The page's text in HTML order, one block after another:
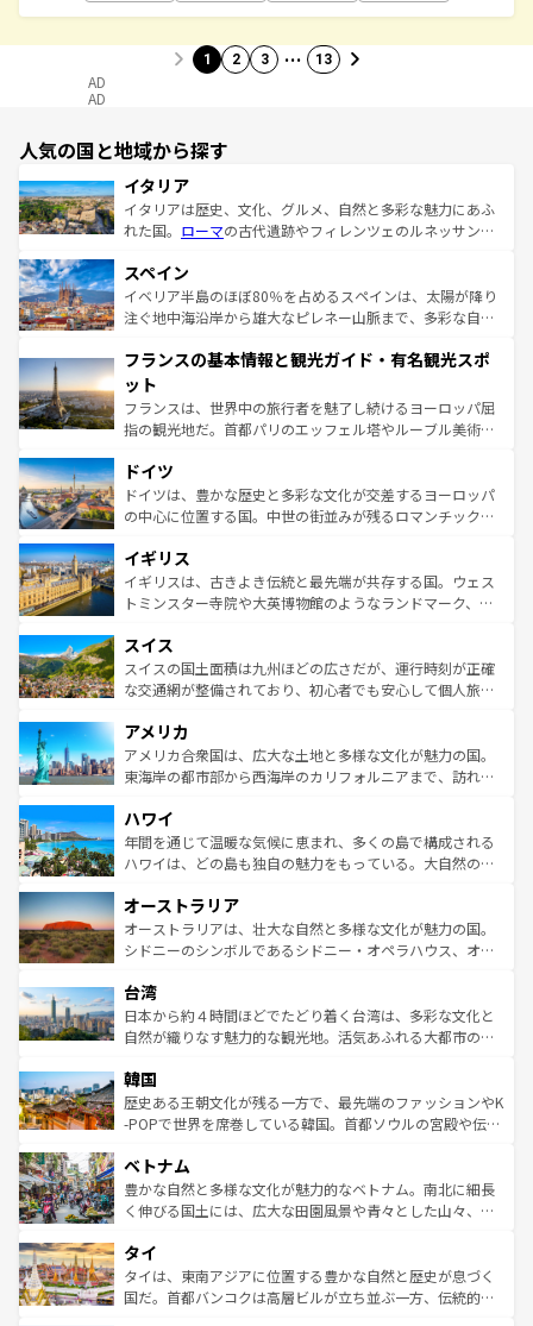
1 2 3 … 13
AD
AD
人気の国と地域から探す
イタリア
イタリアは歴史、文化、グルメ、自然と多彩な魅力にあふ
れた国。 ローマの古代遺跡やフィレンツェのルネッサンス
ろん、トスカーナの美しい田園風景やアマルフィ海岸の絶
景など、自然景観も見逃せない。観光の合間には、本場の
ピザやパスタなど、絶品のイタリア料理を堪能することも
ませてくれるイタリアで、忘れられない旅をしてみよう！
なお、新着のイタリア情報は
しい。
スペイン
イベリア半島のほぼ80％を占めるスペインは、太陽が降り
注ぐ地中海沿岸から雄大なピレネー山脈まで、多彩な自然
文化が根付くこの国では、情熱的なフラメンコ、熱気あふ
れる闘牛、そして美味しいタパスが生活の一部となってい
る。首都マドリードの洗練された雰囲気や、バルセロナの
アートに溢れた街角から、地方では古代ローマ遺跡や中世
せる。地方によって風土や気候が異なるスペインはその個
性で訪れる人を魅了する。 なお、新着のスペイン情報は コ
ンテンツ一覧を参照してほしい。
フランスの基本情報と観光ガイド・有名観光スポ
ット
フランスは、世界中の旅行者を魅了し続けるヨーロッパ屈
指の観光地だ。首都パリのエッフェル塔やルーブル美術館
で、幅広い魅力が詰まっている。華麗な宮殿、歴史的な大
聖堂、美しいビーチ、そして豊かな自然が、訪れる者を心
から魅了する。また、フランスは美食の国としても知ら
いる。シャンパンの発祥地であるランス、プロヴァンスの
香り高いラベンダー畑など、多彩な楽しみ方が可能だ。さ
らに、パリ以外の地域にも魅力が溢れており、どの街角に
れる地方に足を運ぶとそれぞれで全く異なる文化を体験で
きるだろう。 なお、新着のフランス情報はコンテンツ一覧
を参照してほしい。
ドイツ
ドイツは、豊かな歴史と多彩な文化が交差するヨーロッパ
の中心に位置する国。中世の街並みが残るロマンチック街
顔を持つこの国は、どこを歩いても飽きることがない。ベ
ルリンの文化的活気、バイエルン州のアルプスの絶景、そ
してライン川沿いのワイン畑といった風景は必見。ビール
は、お酒好きな人にはぜひ体験してほしい。 なお、新着の
ドイツ情報はコンテンツ一覧を参照してほしい。
イギリス
イギリスは、古きよき伝統と最先端が共存する国。ウェス
トミンスター寺院や大英博物館のようなランドマーク、歴
リアごとに異なる魅力がある。また、優雅なアフタヌーン
ティー、ビール好きにはたまらない英国パブ、サッカー観
戦など、本場だからこそできる体験も豊富。イギリスを旅
ンツ一覧を参照してほしい。
スイス
スイスの国土面積は九州ほどの広さだが、運行時刻が正確
な交通網が整備されており、初心者でも安心して個人旅行
の建物がそのまま残る町や、スイスならではのユニークな
博物館もあり、アルプス観光だけでなく町歩きも満喫する
ことができる。国民の所得が高いため物価も高いが、旅行
ば市内交通費無料で観光を楽しむこともできる。 なお、新
着のスイス情報はコンテンツ一覧 を参照してほしい。
アメリカ
アメリカ合衆国は、広大な土地と多様な文化が魅力の国。
東海岸の都市部から西海岸のカリフォルニアまで、訪れる
のような巨大都市は、観光、ショッピング、エンターテイ
ンメントが詰まった刺激的なスポットだ。一方、アメリカ
西部には大自然が広がり、グランドキャニオンやイエロー
部のニューオーリンズでは、音楽と美食が融合した独特の
文化が魅力。旅行者はアメリカの各地域で異なる魅力を楽
しみながら、その多様性と豊かな歴史を感じることができ
ならではの贅沢な旅のスタイルだ。 なお、新着のアメリカ
情報はコンテンツ一覧を参照してほしい。
ハワイ
年間を通じて温暖な気候に恵まれ、多くの島で構成される
ハワイは、どの島も独自の魅力をもっている。大自然の神
ワイ島は見逃せない。また、定番の観光地といえばオアフ
島だが、静かな自然を求めるならマウイ島やカウアイ島が
おすすめ。エメラルドグリーンに輝く海をはじめ、豊かな
れるおもてなしの心で訪れる人々を迎えてくれるハワイの
人々、おいしいローカルフードやハワイアンミュージッ
ク、伝統的なフラダンスなど、すべてがハワイの魅力を彩
ワイを、存分に味わってほしい。 なお、新着のハワイ情報
はコンテンツ一覧を参照してほしい。
オーストラリア
オーストラリアは、壮大な自然と多様な文化が魅力の国。
シドニーのシンボルであるシドニー・オペラハウス、オー
リアリーフや大陸中央部にそびえるウルル（エアーズロッ
ク）、タスマニアの美しい原生林やケアンズの熱帯雨林な
ど、見どころがたくさん。また、カフェやワイン、オージ
いる。アクティビティも充実しており、サーフィンやダイ
ビング、ハイキングなど、アウトドア好きにはたまらな
い。オーストラリアの多彩な魅力を存分に味わいつくそ
参照してほしい。
台湾
日本から約４時間ほどでたどり着く台湾は、多彩な文化と
自然が織りなす魅力的な観光地。活気あふれる大都市の台
ン）、静ひつな山岳地帯である台湾東部など、都市の喧騒
と山間の静けさが共存しており、訪れる人に新しい発見と
驚きをもたらしてくれる。また、奥深い台湾の食文化も魅
容にもいいと評判のスイーツなど、バラエティ豊かな料理
が味わえる。 なお、新着の台湾情報は コンテンツ一覧を参
照してほしい。
韓国
歴史ある王朝文化が残る一方で、最先端のファッションやK
-POPで世界を席巻している韓国。首都ソウルの宮殿や伝統
き、地方に足を延ばせば四季折々の自然美を楽しむことが
できる。そして、キムチや焼肉、絶品のストリートフード
まで、さまざまな韓国料理が待っている。夜には、韓国な
リティに包まれながら、韓国の多彩な魅力を心ゆくまで味
わってみてほしい。 なお、新着の韓国情報はコンテンツ一
覧を参照してほしい。
ベトナム
豊かな自然と多様な文化が魅力的なベトナム。南北に細長
く伸びる国土には、広大な田園風景や青々とした山々、世
急速な発展と共に伝統が息づく。ハノイの古い町並みやホ
ーチミン市のフランス統治時代の建物も、独特の雰囲気を
醸し出している。また、バラエティの豊かさとおいしさで
タイ
タイは、東南アジアに位置する豊かな自然と歴史が息づく
国だ。首都バンコクは高層ビルが立ち並ぶ一方、伝統的な